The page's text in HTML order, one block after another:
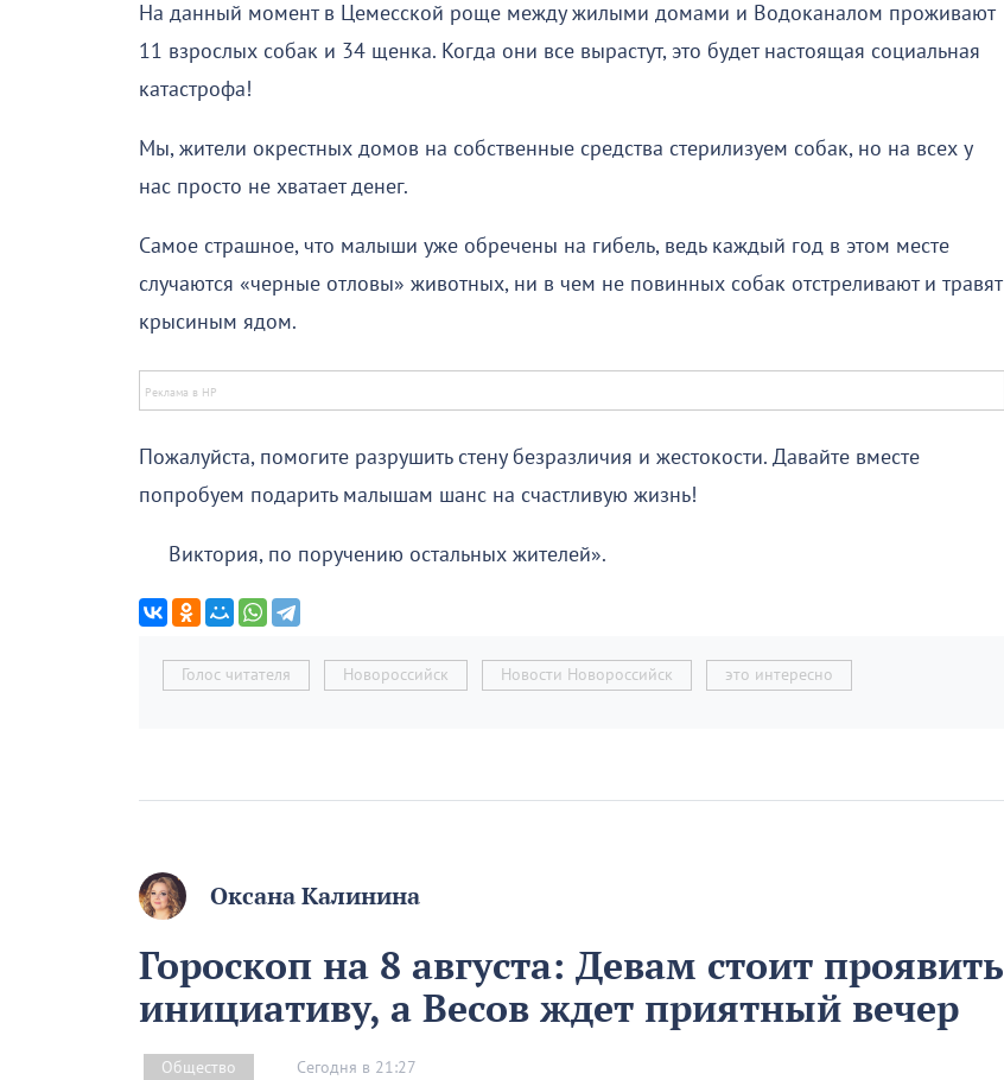
На данный момент в Цемесской роще между жилыми домами и Водоканалом проживают
11 взрослых собак и 34 щенка. Когда они все вырастут, это будет настоящая социальная
катастрофа!
Мы, жители окрестных домов на собственные средства стерилизуем собак, но на всех у
нас просто не хватает денег.
Самое страшное, что малыши уже обречены на гибель, ведь каждый год в этом месте
случаются «черные отловы» животных, ни в чем не повинных собак отстреливают и травят
крысиным ядом.
Пожалуйста, помогите разрушить стену безразличия и жестокости. Давайте вместе
попробуем подарить малышам шанс на счастливую жизнь!
Виктория, по поручению остальных жителей».
Голос читателя Новороссийск Новости Новороссийск это интересно
Оксана Калинина
Гороскоп на 8 августа: Девам стоит проявить
инициативу, а Весов ждет приятный вечер
Общество Сегодня в 21:27